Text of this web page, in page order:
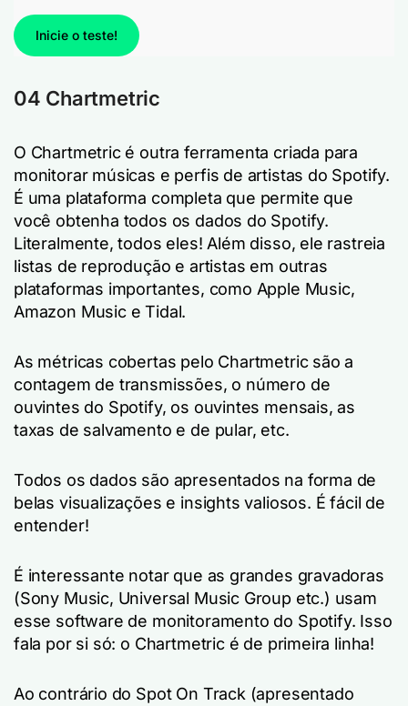
Inicie o teste!
04 Chartmetric
O Chartmetric é outra ferramenta criada para
monitorar músicas e perfis de artistas do Spotify.
É uma plataforma completa que permite que
você obtenha todos os dados do Spotify.
Literalmente, todos eles! Além disso, ele rastreia
listas de reprodução e artistas em outras
plataformas importantes, como Apple Music,
Amazon Music e Tidal.
As métricas cobertas pelo Chartmetric são a
contagem de transmissões, o número de
ouvintes do Spotify, os ouvintes mensais, as
taxas de salvamento e de pular, etc.
Todos os dados são apresentados na forma de
belas visualizações e insights valiosos. É fácil de
entender!
É interessante notar que as grandes gravadoras
(Sony Music, Universal Music Group etc.) usam
esse software de monitoramento do Spotify. Isso
fala por si só: o Chartmetric é de primeira linha!
Ao contrário do Spot On Track (apresentado